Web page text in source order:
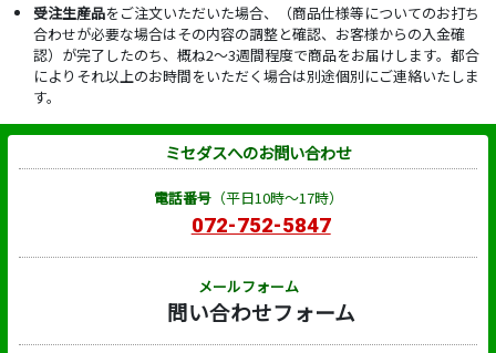
受注生産品をご注文いただいた場合、（商品仕様等についてのお打ち
合わせが必要な場合はその内容の調整と確認、お客様からの入金確
認）が完了したのち、概ね2～3週間程度で商品をお届けします。都合
によりそれ以上のお時間をいただく場合は別途個別にご連絡いたしま
す。
ミセダスへのお問い合わせ
電話番号（平日10時～17時）
072-752-5847
メールフォーム
問い合わせフォーム